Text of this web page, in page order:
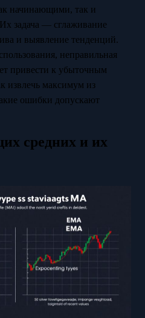
начинающими, так и
задача — сглаживание
и выявление тенденций.
неправильная
привести к убыточным
извлечь максимум из
ошибки допускают
средних и их